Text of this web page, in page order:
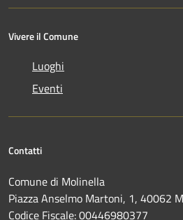
Vivere il Comune
Luoghi
Eventi
Contatti
Comune di Molinella
Piazza Anselmo Martoni, 1, 40062
Codice Fiscale: 00446980377